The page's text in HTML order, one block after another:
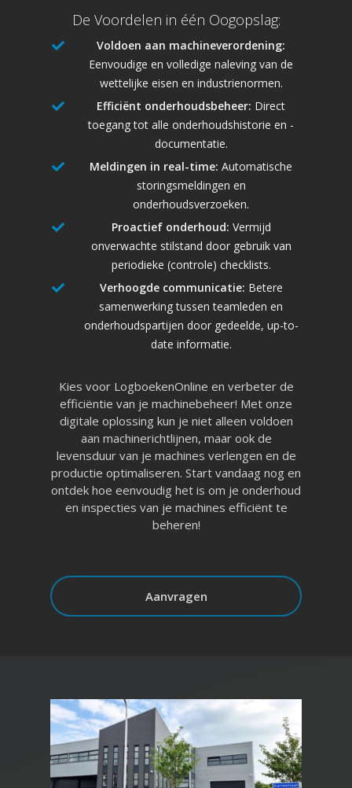
De Voordelen in één Oogopslag:
Voldoen aan machineverordening:
Eenvoudige en volledige naleving van de
wettelijke eisen en industrienormen.
Efficiënt onderhoudsbeheer: Direct
toegang tot alle onderhoudshistorie en -
documentatie.
Meldingen in real-time: Automatische
storingsmeldingen en
onderhoudsverzoeken.
Proactief onderhoud: Vermijd
onverwachte stilstand door gebruik van
periodieke (controle) checklists.
Verhoogde communicatie: Betere
samenwerking tussen teamleden en
onderhoudspartijen door gedeelde, up-to-
date informatie.
Kies voor LogboekenOnline en verbeter de
efficiëntie van je machinebeheer! Met onze
digitale oplossing kun je niet alleen voldoen
aan machinerichtlijnen, maar ook de
levensduur van je machines verlengen en de
productie optimaliseren. Start vandaag nog en
ontdek hoe eenvoudig het is om je onderhoud
en inspecties van je machines efficiënt te
beheren!
Aanvragen
088 4566 000 (09:00 tot